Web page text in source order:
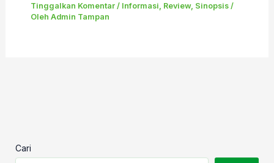
Tinggalkan Komentar / Informasi Review, Sinopsis/
Oleh Admin Tampan
Cari